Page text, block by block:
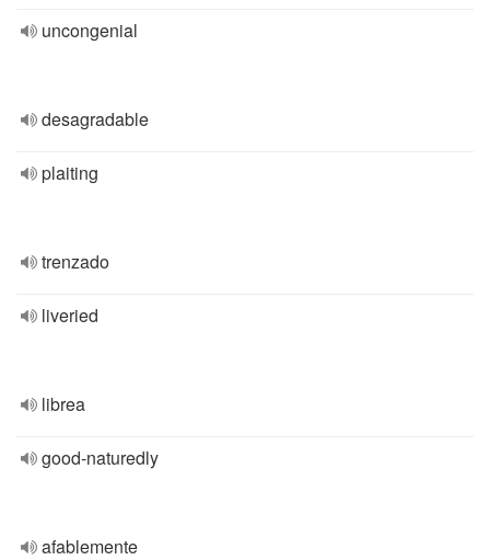
uncongenial
desagradable
plaiting
trenzado
liveried
librea
good-naturedly
afablemente